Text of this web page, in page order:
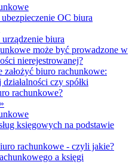
OC biura
biura
może być prowadzone w
nierejestrowanej?
biuro rachunkowe:
czy spółki
rachunkowe?
księgowych na podstawie
rachunkowe - czyli jakie?
a księgi